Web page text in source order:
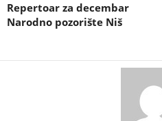
Repertoar za decembar
Narodno pozorište Niš